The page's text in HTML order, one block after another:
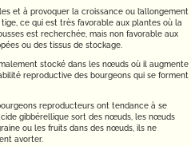
et à provoquer la croissance ou l’allongement
ce qui est très favorable aux plantes où la
est recherchée, mais non favorable aux
ou des tissus de stockage.
stocké dans les nœuds où il augmente
reproductive des bourgeons qui se forment
reproducteurs ont tendance à se
gibbérellique sort des nœuds, les nœuds
ou les fruits dans des nœuds, ils ne
avorter.